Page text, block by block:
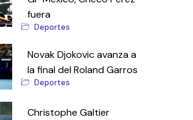
fuera
Deportes
Novak Djokovic avanza a
la final del Roland Garros
Deportes
Christophe Galtier